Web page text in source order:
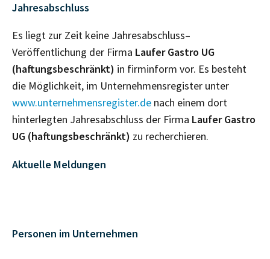
Jahresabschluss
Es liegt zur Zeit keine Jahresabschluss–
Veröffentlichung der Firma Laufer Gastro UG
(haftungsbeschränkt) in firminform vor. Es besteht
die Möglichkeit, im Unternehmensregister unter
www.unternehmensregister.de nach einem dort
hinterlegten Jahresabschluss der Firma Laufer Gastro
UG (haftungsbeschränkt) zu recherchieren.
Aktuelle Meldungen
Personen im Unternehmen